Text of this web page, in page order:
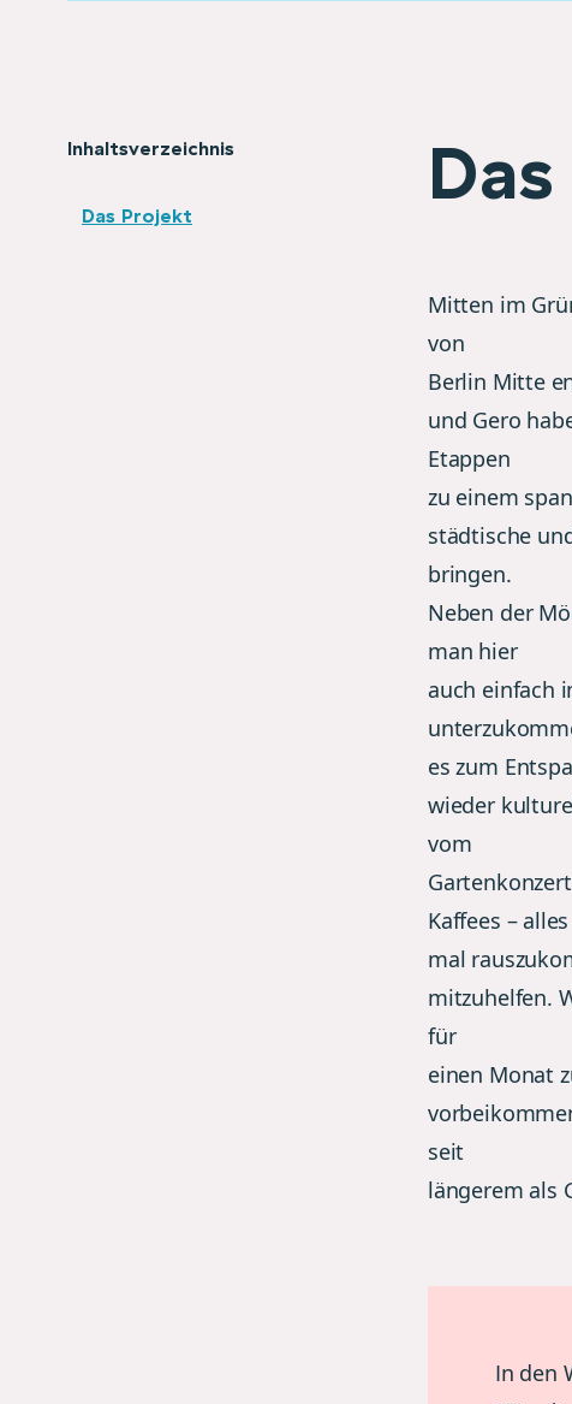
Inhaltsverzeichnis
Das Projekt
Mitten im
von
Berlin Mitte
und Gero
Etappen
zu einem
städtische
bringen.
Neben der
man hier
auch einfach
es zum
wieder
vom
Kaffees –
mal
mitzuhelfen.
für
einen Monat
seit
längerem als
In den